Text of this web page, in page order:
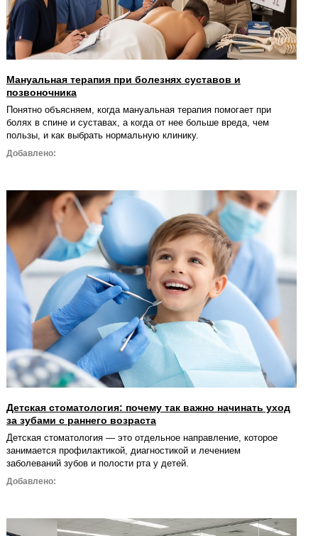
Мануальная терапия при болезнях суставов и
позвоночника
Понятно объясняем, когда мануальная терапия помогает при
болях в спине и суставах, а когда от нее больше вреда, чем
пользы, и как выбрать нормальную клинику.
Добавлено:
Детская стоматология: почему так важно начинать уход
за зубами с раннего возраста
Детская стоматология — это отдельное направление, которое
занимается профилактикой, диагностикой и лечением
заболеваний зубов и полости рта у детей.
Добавлено: